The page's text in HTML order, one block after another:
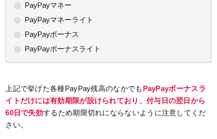
PayPayマネー
PayPayマネーライト
PayPayボーナス
PayPayボーナスライト
上記で挙げた各種PayPay残高のなかでも PayPayボーナスラ
イトだけには有効期限が設けられており、付与日の翌日から
60日で失効するため期限切れにならないように注意してくだ
さい。